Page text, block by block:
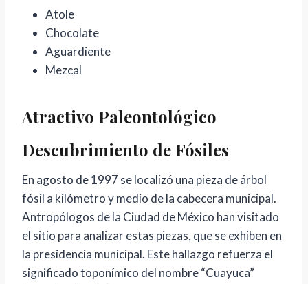
Atole
Chocolate
Aguardiente
Mezcal
Atractivo Paleontológico
Descubrimiento de Fósiles
En agosto de 1997 se localizó una pieza de árbol
fósil a kilómetro y medio de la cabecera municipal.
Antropólogos de la Ciudad de México han visitado
el sitio para analizar estas piezas, que se exhiben en
la presidencia municipal. Este hallazgo refuerza el
significado toponímico del nombre “Cuayuca”